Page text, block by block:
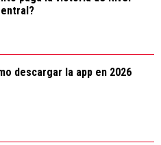
descargar la app en 2026